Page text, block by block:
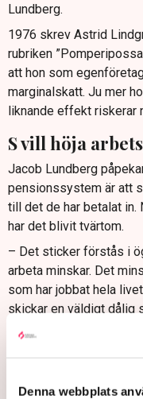
Denna webbplats
Lundberg.
1976 skrev Astrid
rubriken
att hon som
marginalskatt. Ju mer
liknande effekt riskerar
S vill höja
Jacob Lundberg
pensionssystem är att
till det de har betalat in.
har det blivit tvärtom.
– Det sticker förstås i
arbeta minskar. Det
som har jobbat hela
skickar en väldigt dålig
som jobbar i Sverige,